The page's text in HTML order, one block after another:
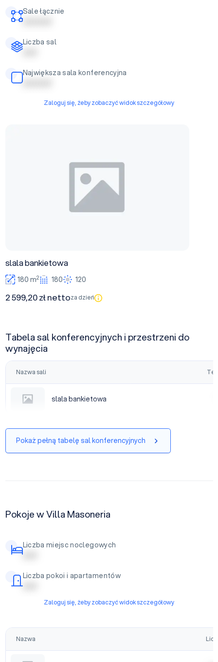
Sale łącznie
| | | | | | | | | |
Liczba sal
| | | | |
Największa sala konferencyjna
| | | | | | | | | |
Zaloguj się, żeby zobaczyć widok szczegółowy
slala bankietowa
180 m2 180 120
2 599,20 zł nettoza dzień
Tabela sal konferencyjnych i przestrzeni do
wynajęcia
Nazwa sali
slala bankietowa
slala bankietowa
Pokaż pełną tabelę sal konferencyjnych
Pokoje w Villa Masoneria
Liczba miejsc noclegowych
| | | | |
Liczba pokoi i apartamentów
| | | | |
Zaloguj się, żeby zobaczyć widok szczegółowy
Nazwa